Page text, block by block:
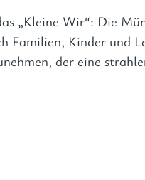
„Kleine Wir“: Die
Familien, Kinder und
der eine